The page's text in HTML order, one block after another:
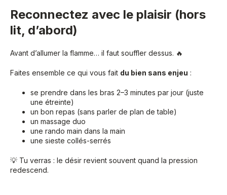
Reconnectez avec le plaisir (hors
lit, d’abord)
Avant d’allumer la flamme… il faut souffler dessus. 🔥
Faites ensemble ce qui vous fait du bien sans enjeu :
se prendre dans les bras 2–3 minutes par jour (juste
une étreinte)
un bon repas (sans parler de plan de table)
un massage duo
une rando main dans la main
une sieste collés-serrés
💡 Tu verras : le désir revient souvent quand la pression
redescend.